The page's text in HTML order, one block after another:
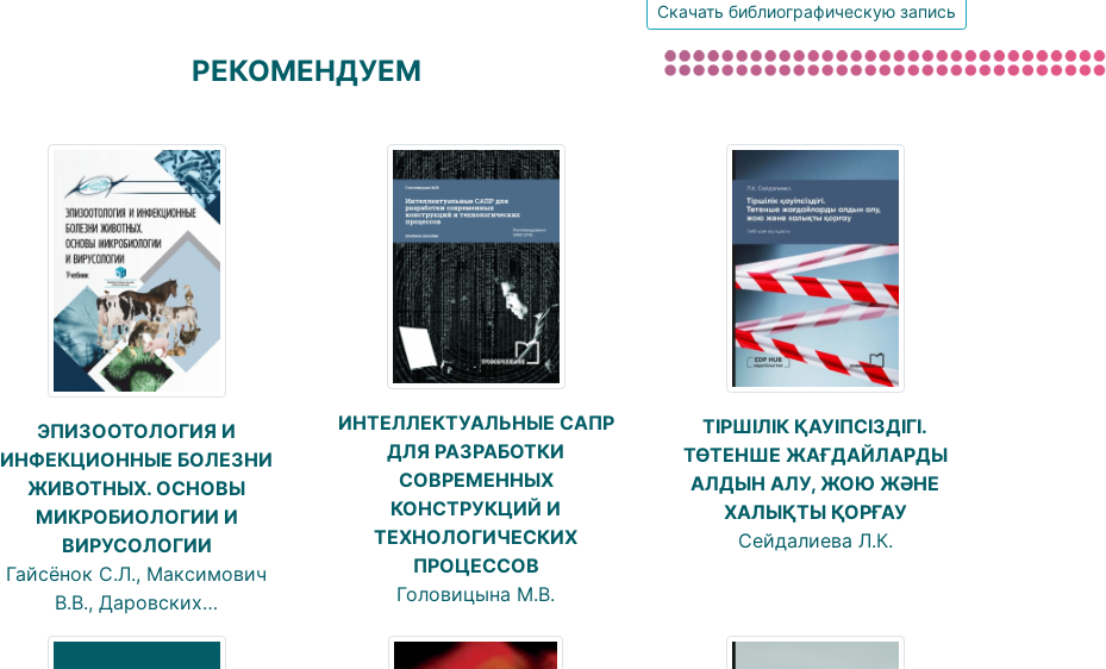
Скачать библиографическую запись
РЕКОМЕНДУЕМ
ЭПИЗООТОЛОГИЯ И
ИНФЕКЦИОННЫЕ БОЛЕЗНИ
ЖИВОТНЫХ. ОСНОВЫ
МИКРОБИОЛОГИИ И
ВИРУСОЛОГИИ
Гайсёнок С.Л., Максимович
В.В., Даровских…
ИНТЕЛЛЕКТУАЛЬНЫЕ САПР
ДЛЯ РАЗРАБОТКИ
СОВРЕМЕННЫХ
КОНСТРУКЦИЙ И
ТЕХНОЛОГИЧЕСКИХ
ПРОЦЕССОВ
Головицына М.В.
ТІРШІЛІК ҚАУІПСІЗДІГІ.
ТӨТЕНШЕ ЖАҒДАЙЛАРДЫ
АЛДЫН АЛУ, ЖОЮ ЖӘНЕ
ХАЛЫҚТЫ ҚОРҒАУ
Сейдалиева Л.К.